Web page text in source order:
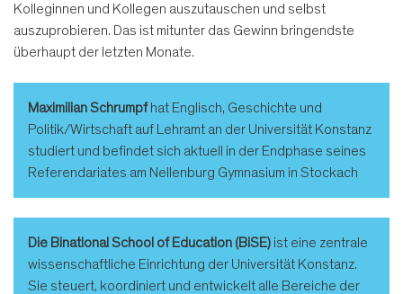
Kolleginnen und Kollegen auszutauschen und selbst
auszuprobieren. Das ist mitunter das Gewinn bringendste
überhaupt der letzten Monate.
Maximilian Schrumpfhat Englisch, Geschichte und
Politik/Wirtschaft auf Lehramt an der Universität Konstanz
studiert und befindet sich aktuell in der Endphase seines
Referendariates am Nellenburg Gymnasium in Stockach
Die Binational School of Education (BiSE) ist eine zentrale
wissenschaftliche Einrichtung der Universität Konstanz.
Sie steuert, koordiniert und entwickelt alle Bereiche der